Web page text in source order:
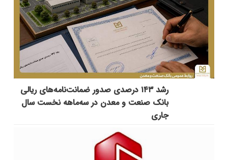
رشد ۱۴۳ درصدی صدور ضمانت‌نامه‌های ریالی
بانک صنعت و معدن در سه‌ماهه نخست سال
جاری